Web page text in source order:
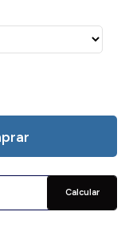
Calcular